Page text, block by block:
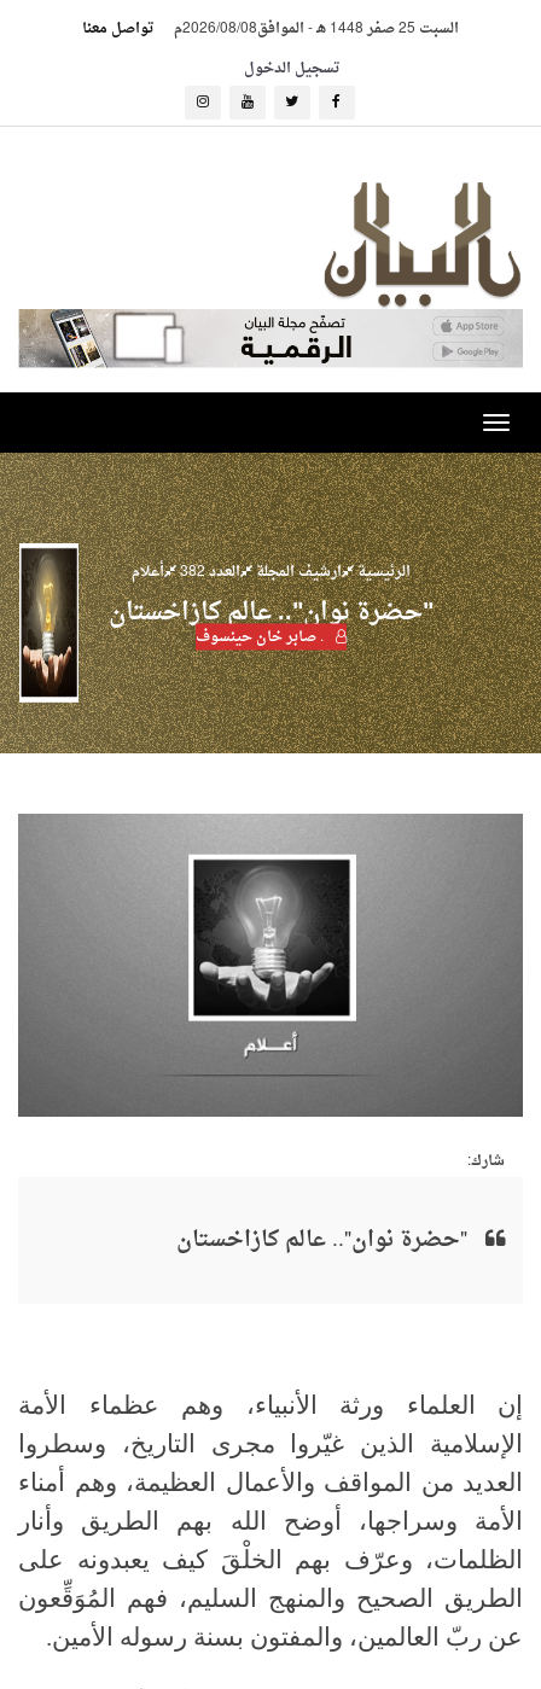
السبت 25 صفر 1448 هـ -الموافق2026/08/08م
تواصل معنا
تسجيل الدخول
Toggle
navigation
الرئيسية ارشيف المجلة العدد 382 أعلام
"حضرة نوان".. عالم كازاخستان
. صابر خان حينسوف
شارك:
"حضرة نوان".. عالم كازاخستان
إن العلماء ورثة الأنبياء، وهم عظماء الأمة
الإسلامية الذين غيّروا مجرى التاريخ، وسطروا
العديد من المواقف والأعمال العظيمة، وهم أمناء
الأمة وسراجها، أوضح الله بهم الطريق وأنار
الظلمات، وعرّف بهم الخلْقَ كيف يعبدونه على
الطريق الصحيح والمنهج السليم، فهم المُوَقِّعون
عن ربّ العالمين، والمفتون بسنة رسوله الأمين.